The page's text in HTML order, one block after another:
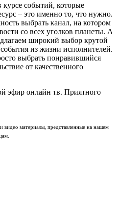
курсе событий, которые
– это именно то, что нужно.
выбрать канал, на котором
со всех уголков планеты. А
широкий выбор крутой
из жизни исполнителей.
выбрать понравившийся
от качественного
эфир онлайн тв. Приятного
материалы, представленные на нашем